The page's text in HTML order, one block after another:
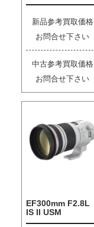
新品参考買取価格
お問合せ下さい
中古参考買取価格
お問合せ下さい
EF300mm F2.8L
IS II USM